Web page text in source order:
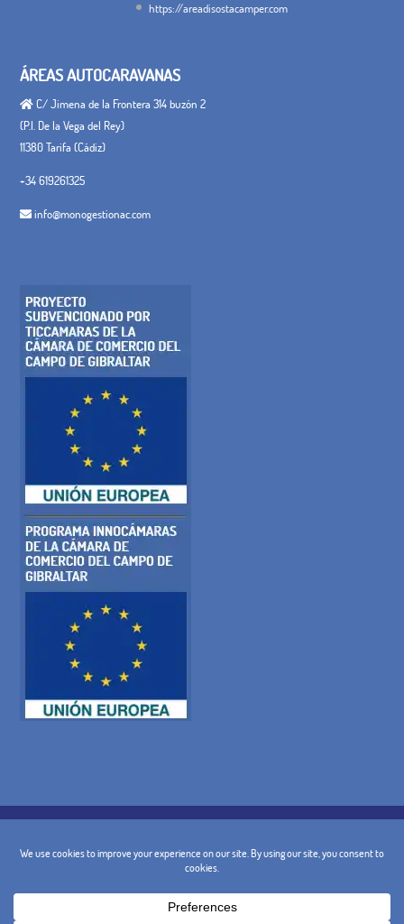
https://areadisostacamper.com
ÁREAS AUTOCARAVANAS
C/ Jimena de la Frontera 314 buzón 2
(P.I. De la Vega del Rey)
11380 Tarifa (Cádiz)
+34 619261325
info@monogestionac.com
AVISO LEGAL
CONDICIONES GENERALES
POLÍTICA DE CANCELACIÓN